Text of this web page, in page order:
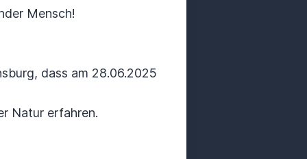
Mensch!
dass am 28.06.2025
Natur erfahren.